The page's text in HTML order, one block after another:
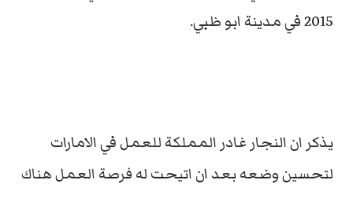
2015 في مدينة ابو ظبي.
يذكر ان النجار غادر المملكة للعمل في الامارات
لتحسين وضعه بعد ان اتيحت له فرصة العمل هناك